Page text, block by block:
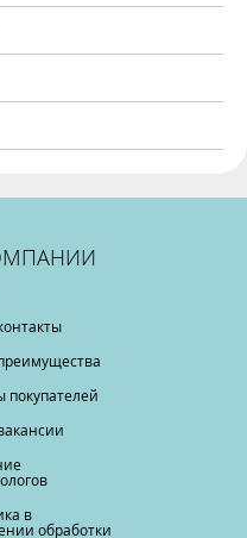
покупателей
в
обработки